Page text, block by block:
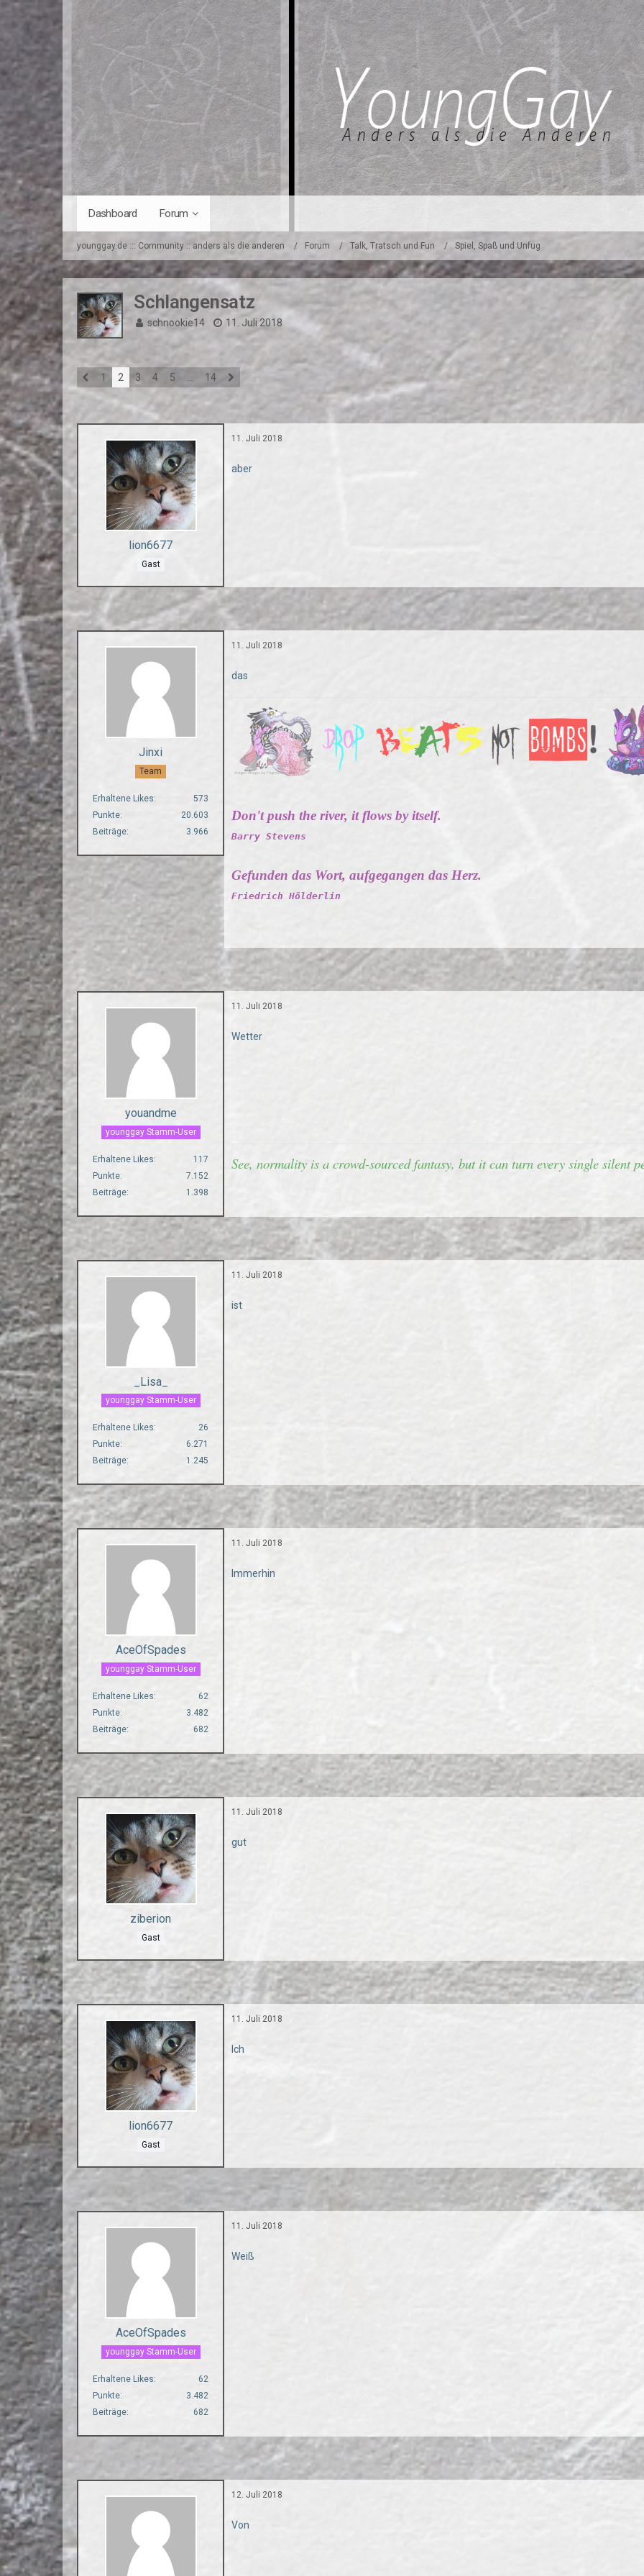
Dashboard Forum
younggay.de ::: Community :: anders als die anderen Forum Talk, Tratsch und Fun Spiel, Spaß und Unfug
Schlangensatz
schnookie14 11. Juli 2018
1 2 3 4 5 14
lion6677
Gast
11. Juli 2018
aber
Jinxi
Team
Erhaltene Likes
573
Punkte
20.603
Beiträge
3.966
11. Juli 2018
das
Don't push the river, it flows by itself.
Barry Stevens
Gefunden das Wort, aufgegangen das Herz.
Friedrich Hölderlin
youandme
younggay Stamm-User
Erhaltene Likes
117
Punkte
7.152
Beiträge
1.398
11. Juli 2018
Wetter
See, normality is a crowd-sourced fantasy, but it can turn every single silent
_Lisa_
younggay Stamm-User
Erhaltene Likes
26
Punkte
6.271
Beiträge
1.245
11. Juli 2018
ist
AceOfSpades
younggay Stamm-User
Erhaltene Likes
62
Punkte
3.482
Beiträge
682
11. Juli 2018
Immerhin
ziberion
Gast
11. Juli 2018
gut
lion6677
Gast
11. Juli 2018
Ich
AceOfSpades
younggay Stamm-User
Erhaltene Likes
62
Punkte
3.482
Beiträge
682
11. Juli 2018
Weiß
12. Juli 2018
Von